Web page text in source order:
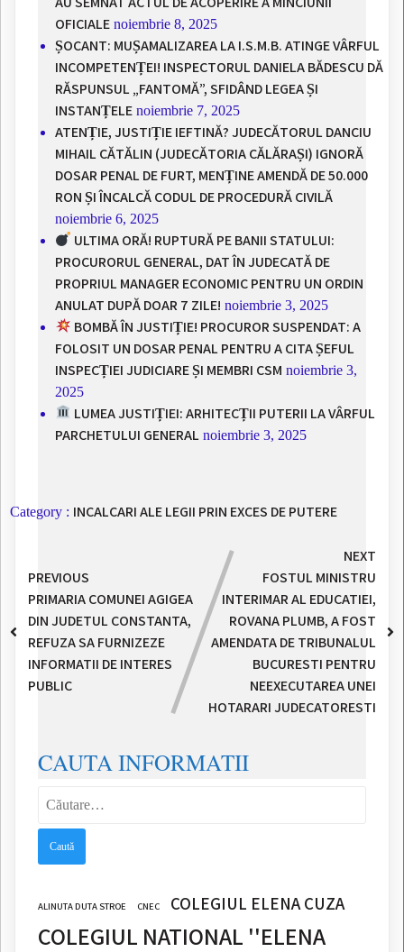
OFICIALE noiembrie 8, 2025
ȘOCANT: MUȘAMALIZAREA LA I.S.M.B. ATINGE VÂRFUL
INCOMPETENȚEI! INSPECTORUL DANIELA BĂDESCU DĂ
RĂSPUNSUL „FANTOMĂ”, SFIDÂND LEGEA ȘI
INSTANȚELE noiembrie 7, 2025
ATENȚIE, JUSTIȚIE IEFTINĂ? JUDECĂTORUL DANCIU
MIHAIL CĂTĂLIN (JUDECĂTORIA CĂLĂRAȘI) IGNORĂ
DOSAR PENAL DE FURT, MENȚINE AMENDĂ DE 50.000
RON ȘI ÎNCALCĂ CODUL DE PROCEDURĂ CIVILĂ
noiembrie 6, 2025
ULTIMA ORĂ! RUPTURĂ PE BANII STATULUI:
PROCURORUL GENERAL, DAT ÎN JUDECATĂ DE
PROPRIUL MANAGER ECONOMIC PENTRU UN ORDIN
ANULAT DUPĂ DOAR 7 ZILE! noiembrie 3, 2025
BOMBĂ ÎN JUSTIȚIE! PROCUROR SUSPENDAT: A
FOLOSIT UN DOSAR PENAL PENTRU A CITA ȘEFUL
INSPECȚIEI JUDICIARE ȘI MEMBRI CSM noiembrie 3,
2025
LUMEA JUSTIȚIEI: ARHITECȚII PUTERII LA VÂRFUL
PARCHETULUI GENERAL noiembrie 3, 2025
Category : INCALCARI ALE LEGII PRIN EXCES DE PUTERE
PREVIOUS
PRIMARIA COMUNEI AGIGEA
DIN JUDETUL CONSTANTA,
REFUZA SA FURNIZEZE
INFORMATII DE INTERES
PUBLIC
NEXT
FOSTUL MINISTRU
INTERIMAR AL EDUCATIEI,
ROVANA PLUMB, A FOST
AMENDATA DE TRIBUNALUL
BUCURESTI PENTRU
NEEXECUTAREA UNEI
HOTARARI JUDECATORESTI
CAUTA INFORMATII
ALINUTA DUTA STROE CNEC COLEGIUL ELENA CUZA
COLEGIUL NATIONAL ''ELENA